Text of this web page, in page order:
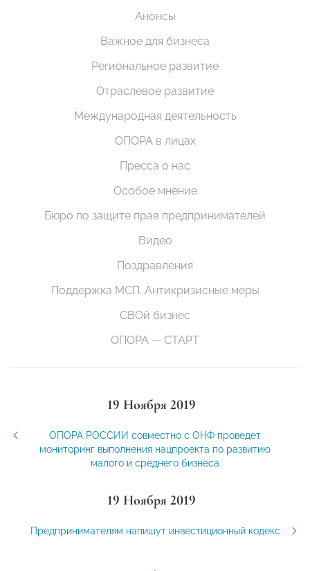
Анонсы
Важное для бизнеса
Региональное развитие
Отраслевое развитие
Международная деятельность
ОПОРА в лицах
Пресса о нас
Особое мнение
Бюро по защите прав предпринимателей
Видео
Поздравления
Поддержка МСП. Антикризисные меры
СВОй бизнес
ОПОРА — СТАРТ
19 Ноября 2019
ОПОРА РОССИИ совместно с ОНФ проведет
мониторинг выполнения нацпроекта по развитию
малого и среднего бизнеса
19 Ноября 2019
Предпринимателям напишут инвестиционный кодекс